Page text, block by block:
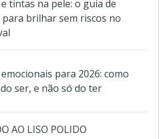
nos cuidados com a
para brilhar sem riscos no
para 2026: como